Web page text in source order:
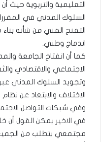
التعليمية والتربوية حيث
السلوك المدني في
التفنح الفني من شأنه
اندماج وطني.
كما أن انفتاخ الجامعة
الاجتماعي والاقتصادي
وتجويد السلوك المدني
الاختلاف والابتعاد عن
وفي شبكات التواصل
في الاخير يمكن القول
مجتمعي يتطلب من